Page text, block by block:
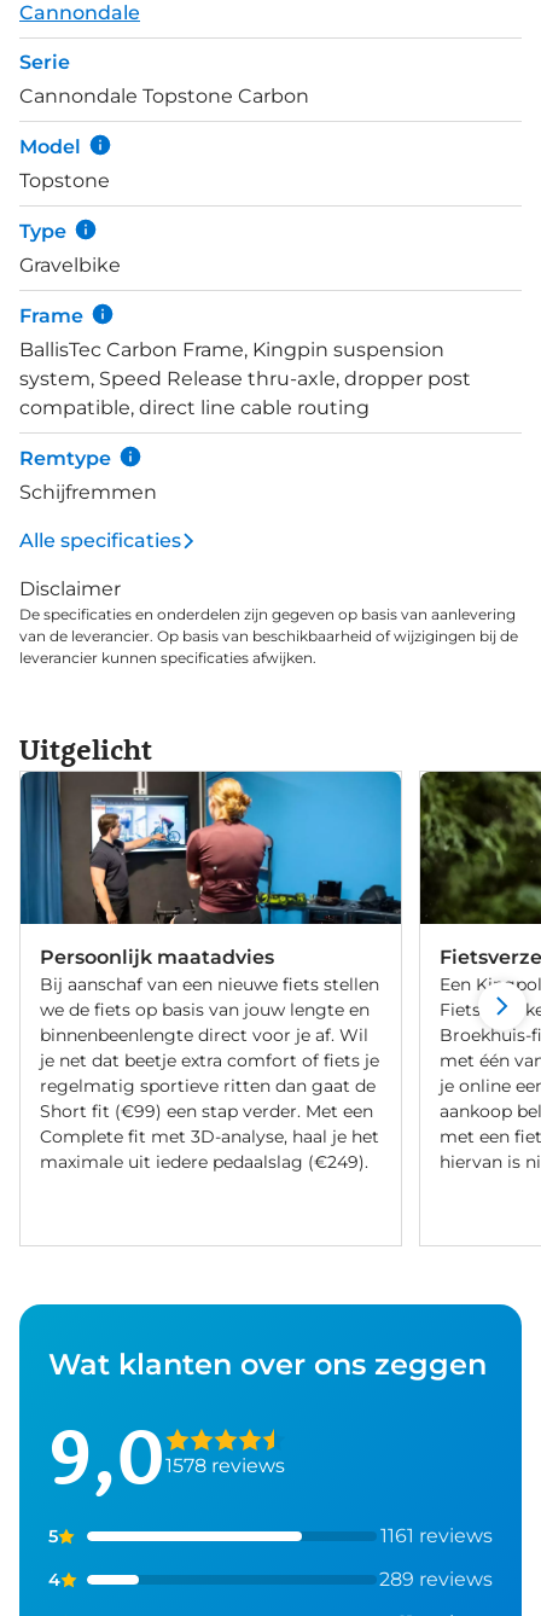
bevestigingspunten voor het opbergen van al jouw
spullen. Er zitten bevestigingspunten op de boven
buis, de onderbuis en de zitbuis. Er zitten zelfs
bevestigingspunten op de voorvork. In het voorwiel
vindt je de geïntegreerde wielsensor, deze biedt
hypernauwkeurige gegevens over snelheid, route
en afstand. Met de gratis Cannondale app
registreert je fiets jouw ritten, herinnert je aan
onderhoudstermijnen en andere zaken.
Cannondale
Serie
Cannondale Topstone Carbon
Model
Topstone
Type
Gravelbike
Frame
BallisTec Carbon Frame, Kingpin suspension
system, Speed Release thru-axle, dropper post
compatible, direct line cable routing
Remtype
Schijfremmen
Alle specificaties
Disclaimer
De specificaties en onderdelen zijn gegeven op basis van aanlevering
van de leverancier. Op basis van beschikbaarheid of wijzigingen bij de
leverancier kunnen specificaties afwijken.
Uitgelicht
Persoonlijk maatadvies
Bij aanschaf van een nieuwe fiets stellen
we de fiets op basis van jouw lengte en
binnenbeenlengte direct voor je af. Wil
je net dat beetje extra comfort of fiets je
regelmatig sportieve ritten dan gaat de
Short fit (€99) een stap verder. Met een
Complete fit met 3D-analyse, haal je het
maximale uit iedere pedaalslag (€249).
Een
Broekhuis-
met één
je online
aankoop
met een
hiervan is
Wat klanten over ons zeggen
9,01578 reviews
5 1161 reviews
4 289 reviews